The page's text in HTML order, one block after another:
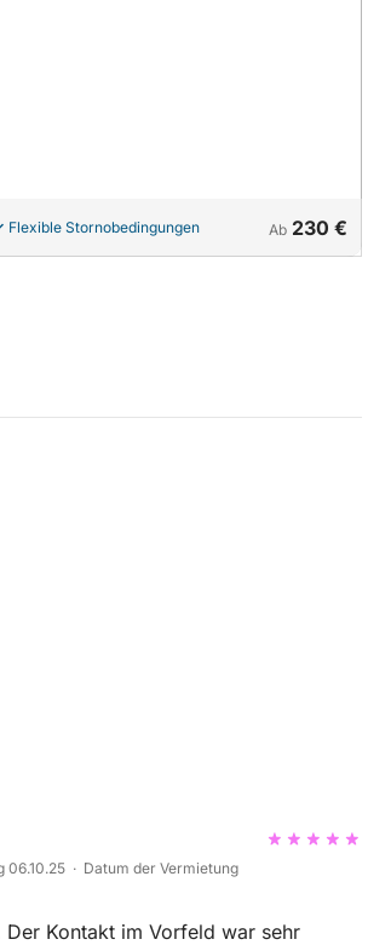
Flexible Stornobedingungen Ab 230 €
06.10.25 · Datum der Vermietung
Kontakt im Vorfeld war sehr